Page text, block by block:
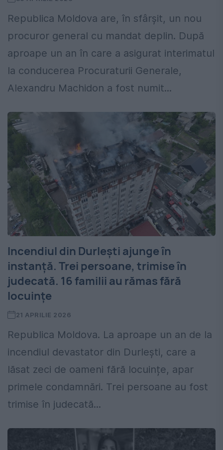
Republica Moldova are, în sfârșit, un nou
procuror general cu mandat deplin. După
aproape un an în care a asigurat interimatul
la conducerea Procuraturii Generale,
Alexandru Machidon a fost numit...
Incendiul din Durlești ajunge în
instanță. Trei persoane, trimise în
judecată. 16 familii au rămas fără
locuințe
21 APRILIE 2026
Republica Moldova. La aproape un an de la
incendiul devastator din Durlești, care a
lăsat zeci de oameni fără locuințe, apar
primele condamnări. Trei persoane au fost
trimise în judecată...